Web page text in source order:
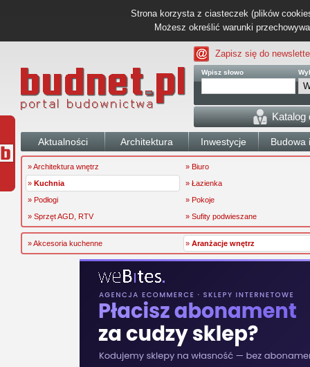
Strona korzysta z ciasteczek (plików
Możesz określić warunki
Zapisz się do
Wpisz słowo
Katalog
Aktualności Architektura Inwestycje Budowa
» Architektura wnętrz
» Biuro
» Kuchnia
» Łazienka
» Podłogi
» Pokoje
» Sprzęt AGD, RTV
» Sufity podwieszane
» Akcesoria kuchenne » Aranżacje wnętrz